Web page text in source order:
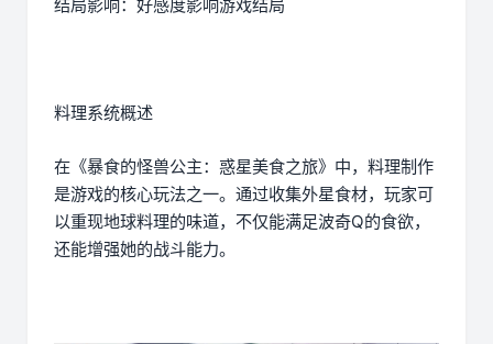
结局影响：好感度影响游戏结局
料理系统概述
在《暴食的怪兽公主：惑星美食之旅》中，料理制作
是游戏的核心玩法之一。通过收集外星食材，玩家可
以重现地球料理的味道，不仅能满足波奇Q的食欲，
还能增强她的战斗能力。